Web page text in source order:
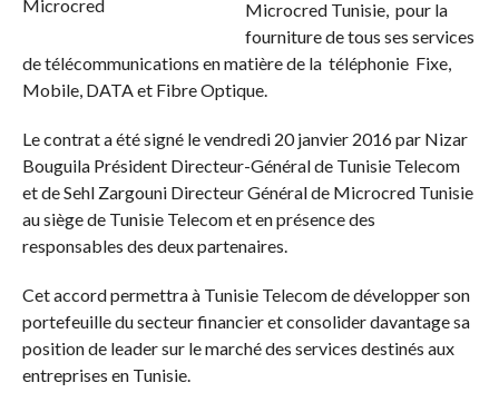
Microcred Tunisie, pour la
fourniture de tous ses services
de télécommunications en matière de la téléphonie Fixe,
Mobile, DATA et Fibre Optique.
Le contrat a été signé le vendredi 20 janvier 2016 par Nizar
Bouguila Président Directeur-Général de Tunisie Telecom
et de Sehl Zargouni Directeur Général de Microcred Tunisie
au siège de Tunisie Telecom et en présence des
responsables des deux partenaires.
Cet accord permettra à Tunisie Telecom de développer son
portefeuille du secteur financier et consolider davantage sa
position de leader sur le marché des services destinés aux
entreprises en Tunisie.